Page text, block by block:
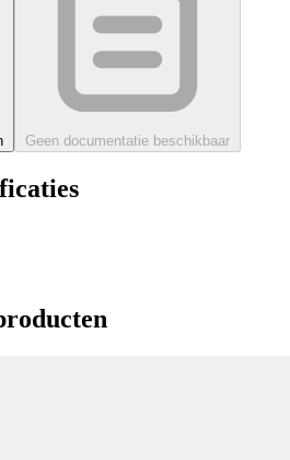
Geen documentatie beschikbaar